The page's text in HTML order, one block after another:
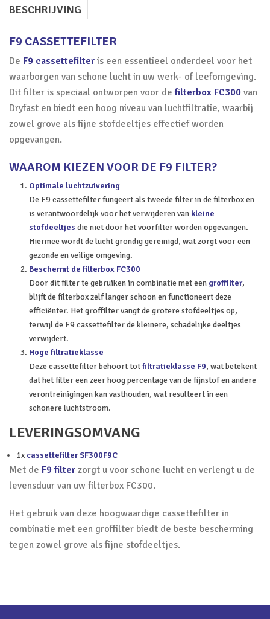
BESCHRIJVING
F9 CASSETTEFILTER
De F9 cassettefilter is een essentieel onderdeel voor het
waarborgen van schone lucht in uw werk- of leefomgeving.
Dit filter is speciaal ontworpen voor defilterbox FC300 van
Dryfast en biedt een hoog niveau van luchtfiltratie, waarbij
zowel grove als fijne stofdeeltjes effectief worden
opgevangen.
WAAROM KIEZEN VOOR DE F9 FILTER?
Optimale luchtzuivering
De F9 cassettefilter fungeert als tweede filter in de filterbox en
is verantwoordelijk voor het verwijderen van kleine
stofdeeltjes die niet door het voorfilter worden opgevangen.
Hiermee wordt de lucht grondig gereinigd, wat zorgt voor een
gezonde en veilige omgeving.
Beschermt de filterbox FC300
Door dit filter te gebruiken in combinatie met een groffilter,
blijft de filterbox zelf langer schoon en functioneert deze
efficiënter. Het groffilter vangt de grotere stofdeeltjes op,
terwijl de F9 cassettefilter de kleinere, schadelijke deeltjes
verwijdert.
Hoge filtratieklasse
Deze cassettefilter behoort totfiltratieklasse F9, wat betekent
dat het filter een zeer hoog percentage van de fijnstof en andere
verontreinigingen kan vasthouden, wat resulteert in een
schonere luchtstroom.
LEVERINGSOMVANG
1xcassettefilter SF300F9C
Met de F9 filter zorgt u voor schone lucht en verlengt u de
levensduur van uw filterbox FC300.
Het gebruik van deze hoogwaardige cassettefilter in
combinatie met een groffilter biedt de beste bescherming
tegen zowel grove als fijne stofdeeltjes.